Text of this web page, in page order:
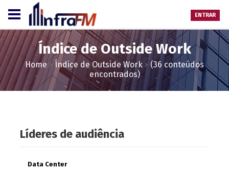
ENTRAR
Índice de Outside Work
Home> Índice de Outside Work > (36 conteúdos
encontrados)
Líderes de audiência
Data Center